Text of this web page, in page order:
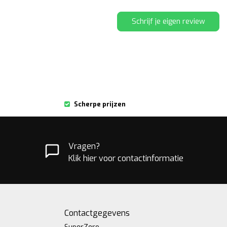
Schrijf je eigen review
Scherpe prijzen
Vragen?
Klik hier voor contactinformatie
Contactgegevens